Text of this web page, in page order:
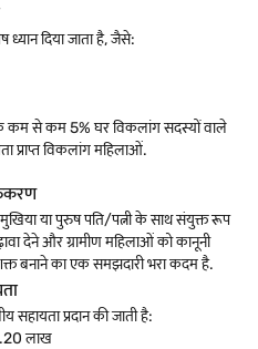
दिया जाता है, जैसे:
कम से कम 5% घर विकलांग सदस्यों वाले
प्राप्त विकलांग महिलाओं.
या पुरुष पति/पत्नी के साथ संयुक्त रूप
देने और ग्रामीण महिलाओं को कानूनी
बनाने का एक समझदारी भरा कदम है.
सहायता प्रदान की जाती है:
लाख